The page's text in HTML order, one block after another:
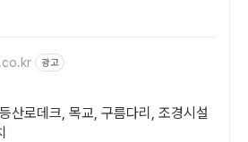
광고
산로데크, 목교, 구름다리, 조경시설